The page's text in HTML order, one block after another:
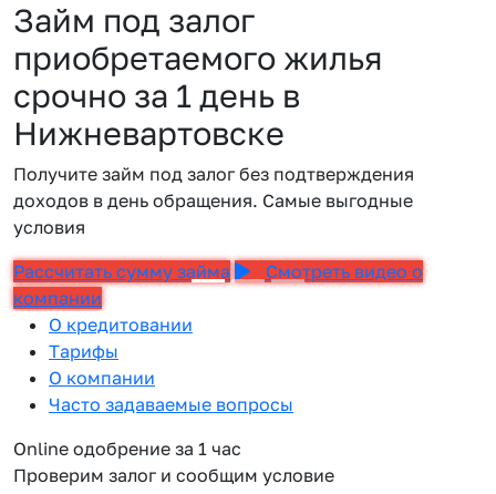
Займ под залог
приобретаемого жилья
срочно за 1 день в
Нижневартовске
Получите займ под залог без подтверждения
доходов в день обращения. Самые выгодные
условия
Рассчитать сумму займа
Смотреть видео о
компании
О кредитовании
Тарифы
О компании
Часто задаваемые вопросы
Online одобрение за 1 час
Проверим залог и сообщим условие